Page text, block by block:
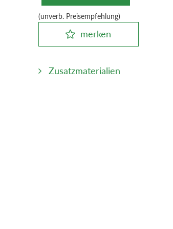
(unverb. Preisempfehlung)
merken
Zusatzmaterialien